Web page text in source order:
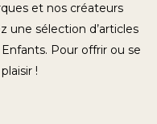
et nos créateurs
une sélection d’articles
Pour offrir ou se
!